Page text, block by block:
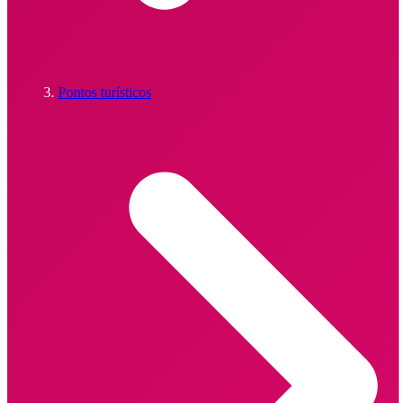
Pontos turísticos